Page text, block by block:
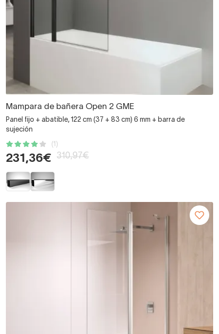
Mampara de bañera Open 2 GME
Panel fijo + abatible, 122 cm (37 + 83 cm) 6 mm + barra de
sujeción
(1)
231,36€ 310,97€